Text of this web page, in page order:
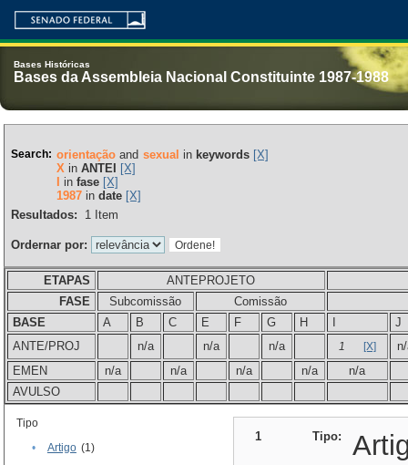
Bases Históricas
Bases da Assembleia Nacional Constituinte 1987-1988
Search: orientaçãoand sexual in keywords [X]
Xin ANTEI
[X]
in fase [X]
1987in date [X]
Resultados:
1Item
Ordernar por:
ETAPAS
ANTEPROJETO
FASE
Subcomissão
Comissão
BASE
A B C E F G H
J
ANTE/PROJ
n/a n/a n/a 1 [X]
EMEN
n/a n/a n/a n/a
n/a
AVULSO
Tipo
•
Artigo (1)
1 Tipo: